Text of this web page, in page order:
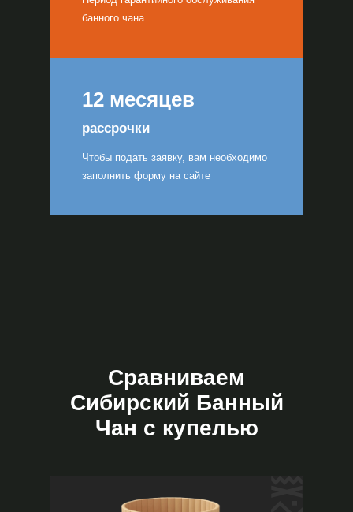
12 месяцев
рассрочки
банного чана
Чтобы подать заявку, вам необходимо
заполнить форму на сайте
Сравниваем
Сибирский Банный
Чан с купелью